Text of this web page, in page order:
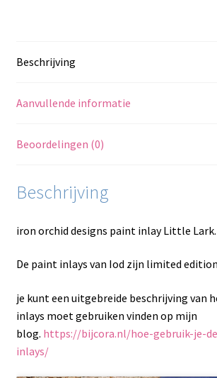
Beschrijving
Aanvullende informatie
Beoordelingen (0)
Beschrijving
iron orchid designs paint inlay Little Lark.
De paint inlays van Iod zijn limited
je kunt een uitgebreide beschrijving van
inlays moet gebruiken vinden op mijn
blog. https://bijcora.nl/hoe-gebruik-je-
inlays/